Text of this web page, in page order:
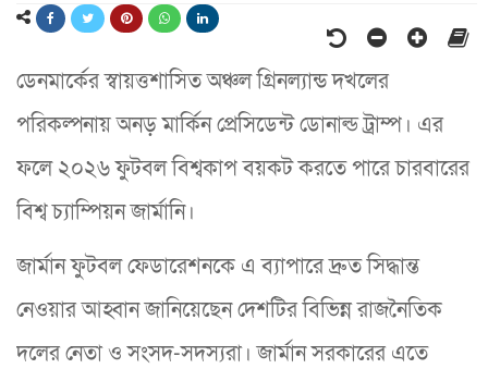
ডেনমার্কের স্বায়ত্তশাসিত অঞ্চল গ্রিনল্যান্ড দখলের
পরিকল্পনায় অনড় মার্কিন প্রেসিডেন্ট ডোনাল্ড ট্রাম্প। এর
ফলে ২০২৬ ফুটবল বিশ্বকাপ বয়কট করতে পারে চারবারের
বিশ্ব চ্যাম্পিয়ন জার্মানি।
জার্মান ফুটবল ফেডারেশনকে এ ব্যাপারে দ্রুত সিদ্ধান্ত
নেওয়ার আহ্বান জানিয়েছেন দেশটির বিভিন্ন রাজনৈতিক
দলের নেতা ও সংসদ-সদস্যরা। জার্মান সরকারের এতে